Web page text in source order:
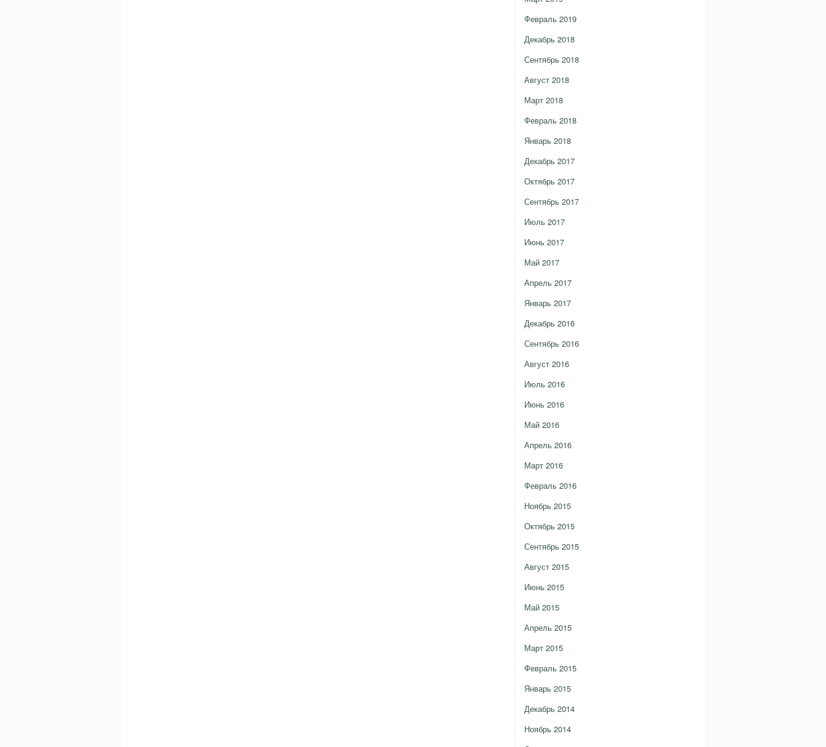
Февраль 2019
Декабрь 2018
Сентябрь 2018
Август 2018
Март 2018
Февраль 2018
Январь 2018
Декабрь 2017
Октябрь 2017
Сентябрь 2017
Июль 2017
Июнь 2017
Май 2017
Апрель 2017
Январь 2017
Декабрь 2016
Сентябрь 2016
Август 2016
Июль 2016
Июнь 2016
Май 2016
Апрель 2016
Март 2016
Февраль 2016
Ноябрь 2015
Октябрь 2015
Сентябрь 2015
Август 2015
Июнь 2015
Май 2015
Апрель 2015
Март 2015
Февраль 2015
Январь 2015
Декабрь 2014
Ноябрь 2014